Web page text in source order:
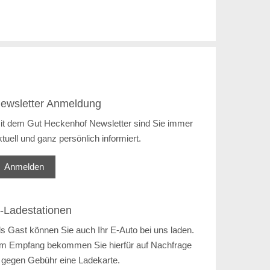
Anmeldung
dem Gut Heckenhof Newsletter sind Sie immer
und ganz persönlich informiert.
Anmelden
Ladestationen
Gast können Sie auch Ihr E-Auto bei uns laden.
Empfang bekommen Sie hierfür auf Nachfrage
Gebühr eine Ladekarte.